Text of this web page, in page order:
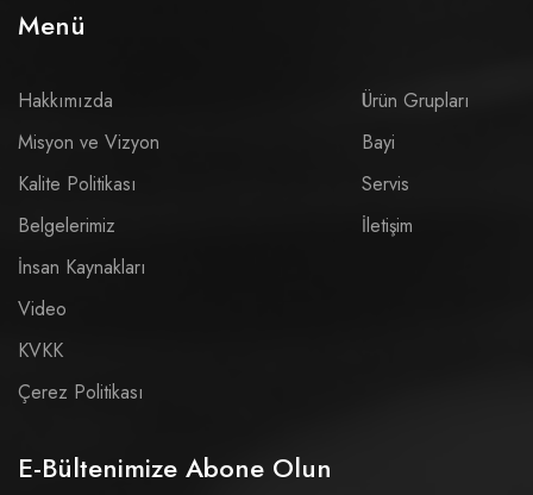
Menü
Hakkımızda
Misyon ve Vizyon
Kalite Politikası
Belgelerimiz
İnsan Kaynakları
Video
KVKK
Çerez Politikası
Ürün Grupları
Bayi
Servis
İletişim
E-Bültenimize Abone Olun